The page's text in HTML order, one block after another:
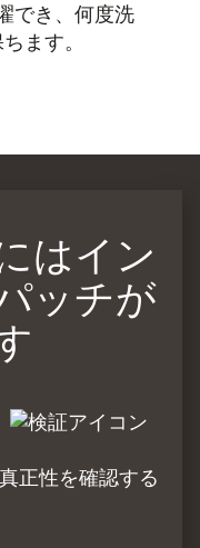
でき、何度洗
ます。
はイン
ッチが
真正性を確認する